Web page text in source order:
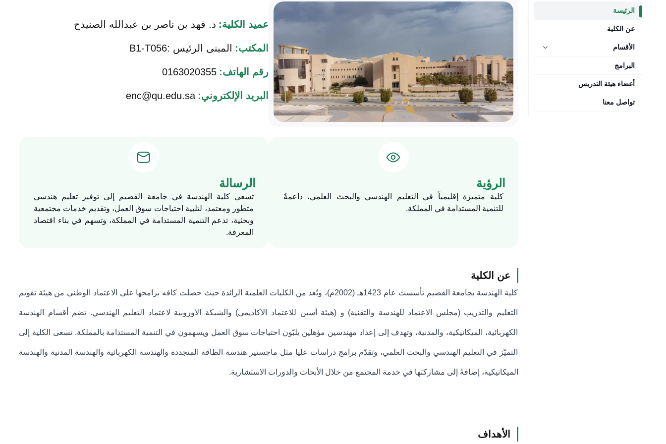
الرئيسة
عن الكلية
الأقسام
قسم الهندسة المدنية
قسم الهندسة الميكانيكية
قسم الهندسة الكيميائية
البرامج
أعضاء هيئة التدريس
تواصل معنا
عميد الكلية: د. فهد بن ناصر بن عبدالله الصنيدح
المكتب: المبنى الرئيس :B1-T056
رقم الهاتف: 0163020355
البريد الإلكتروني: enc@qu.edu.sa
الرؤية
كلية متميزة إقليمياً في التعليم الهندسي والبحث العلمي، داعمةٌ
للتنمية المستدامة في المملكة.
الرسالة
تسعى كلية الهندسة في جامعة القصيم إلى توفير تعليم هندسي
متطور ومعتمد، لتلبية احتياجات سوق العمل، وتقديم خدمات مجتمعية
وبحثية، تدعم التنمية المستدامة في المملكة، وتسهم في بناء اقتصاد
المعرفة.
عن الكلية
كلية الهندسة بجامعة القصيم تأسست عام 1423هـ (2002م)، وتُعد من الكليات العلمية الرائدة حيث حصلت كافه برامجها على الاعتماد الوطني من هيئة تقويم
التعليم والتدريب (مجلس الاعتماد للهندسة والتقنية) و (هيئة آسين للاعتماد الأكاديمي) والشبكة الأوروبية لاعتماد التعليم الهندسي. تضم أقسام الهندسة
الكهربائية، الميكانيكية، والمدنية، وتهدف إلى إعداد مهندسين مؤهلين يلبّون احتياجات سوق العمل ويسهمون في التنمية المستدامة بالمملكة. تسعى الكلية إلى
التميّز في التعليم الهندسي والبحث العلمي، وتقدّم برامج دراسات عليا مثل ماجستير هندسة الطاقة المتجددة والهندسة الكهربائية والهندسة المدنية والهندسة
الميكانيكية، إضافةً إلى مشاركتها في خدمة المجتمع من خلال الأبحاث والدورات الاستشارية.
الأهداف